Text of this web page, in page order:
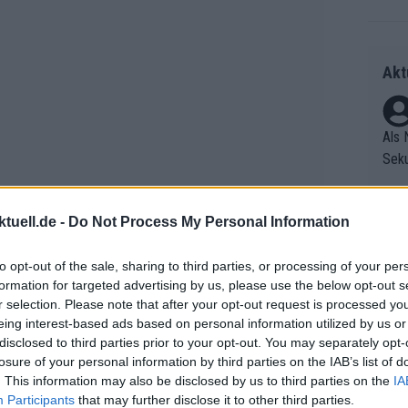
- Do Not Process My Personal Information
opt-out of the sale, sharing to third parties, or processing of your
for targeted advertising by us, please use the below opt-out
selection. Please note that after your opt-out request is processed
interest-based ads based on personal information utilized by us
to third parties prior to your opt-out. You may separately
of your personal information by third parties on the IAB’s list of
This information may also be disclosed by us to third parties on the
Participants that may further disclose it to other third parties.
Rockets und Rose. Rose ist ein
und Unternehmertum verbinden uns.
ihre Branchen verändern“, erklärte
neuen Partnerschaft.
Als
er
rifft
Die
as
ür
n
ss
as
et.